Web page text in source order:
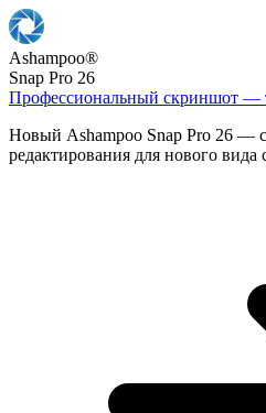
Ashampoo®
Snap Pro 26
Профессиональный скриншот —
Новый Ashampoo Snap Pro 26 —
редактирования для нового вида